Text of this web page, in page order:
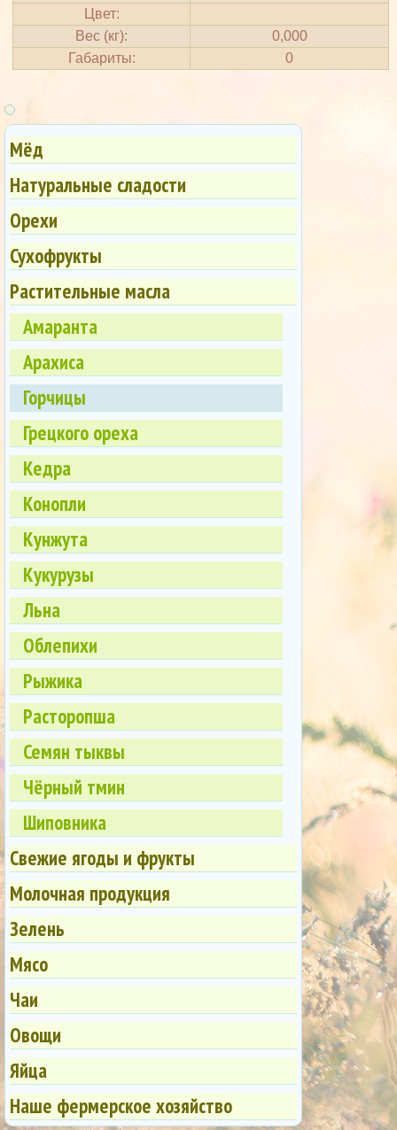
Цвет:
Вес (кг):
0,000
Габариты:
0
Мёд
Натуральные сладости
Орехи
Сухофрукты
Растительные масла
Амаранта
Арахиса
Горчицы
Грецкого ореха
Кедра
Конопли
Кунжута
Кукурузы
Льна
Облепихи
Рыжика
Расторопша
Семян тыквы
Чёрный тмин
Шиповника
Свежие ягоды и фрукты
Молочная продукция
Зелень
Мясо
Чаи
Овощи
Яйца
Наше фермерское хозяйство